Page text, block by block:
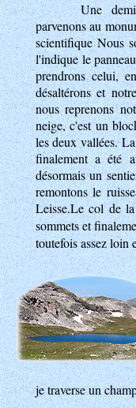
Une
parvenons au
scientifique Nous
l'indique le
prendrons celui,
désaltérons et
nous reprenons
neige, c'est un
les deux vallées.
finalement a été
désormais un
remontons le
Leisse.Le col de
sommets et
toutefois assez loin
je traverse un